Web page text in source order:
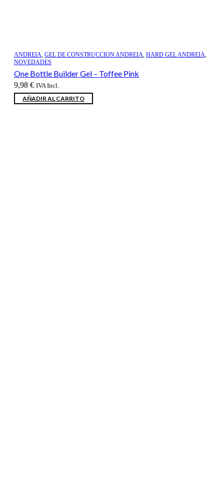
ANDREIA, GEL DE CONSTRUCCION ANDREIA, HARD GEL ANDREIA,
NOVEDADES
One Bottle Builder Gel – Toffee Pink
9,98 € IVA Incl.
AÑADIR AL CARRITO